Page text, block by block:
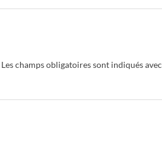
Les champs obligatoires sont indiqués avec